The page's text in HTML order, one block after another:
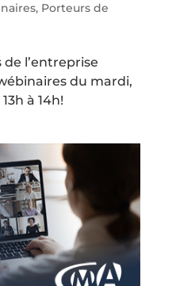
, Porteurs de
l’entreprise
du mardi,
à 14h!